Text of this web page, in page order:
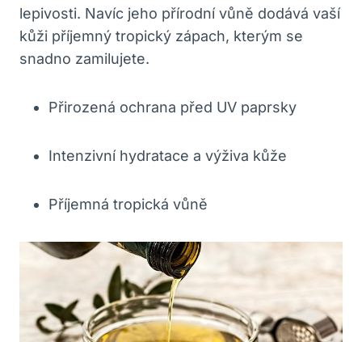
lepivosti. Navíc jeho přírodní vůně dodává vaší
kůži příjemný tropický zápach, kterým se
snadno zamilujete.
Přirozená ochrana před UV paprsky
Intenzivní hydratace a výživa kůže
Příjemná tropická vůně